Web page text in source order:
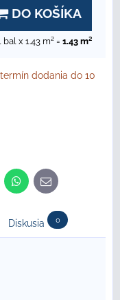
DO KOŠÍKA
bal x 1.43 m² = 1.43 m²
dodania do 10
WhatsApp
E-
mail
Diskusia 0